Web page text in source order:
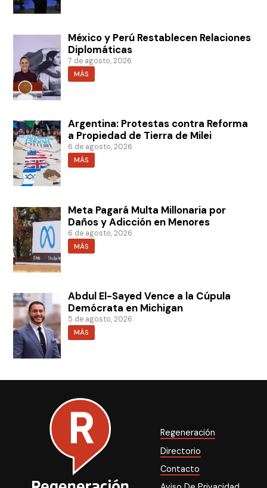
México y Perú Restablecen Relaciones
Diplomáticas
7 de agosto, 2026
MÁS
Argentina: Protestas contra Reforma
a Propiedad de Tierra de Milei
6 de agosto, 2026
MÁS
Meta Pagará Multa Millonaria por
Daños y Adicción en Menores
6 de agosto, 2026
MÁS
Abdul El-Sayed Vence a la Cúpula
Demócrata en Michigan
5 de agosto, 2026
MÁS
Regeneración
Directorio
Contacto